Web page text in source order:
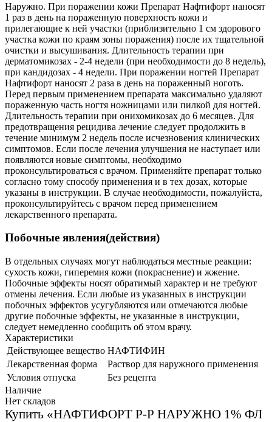
Наружно. При поражении кожи Препарат Нафтифорт наносят
1 раз в день на пораженную поверхность кожи и
прилегающие к ней участки (приблизительно 1 см здорового
участка кожи по краям зоны поражения) после их тщательной
очистки и высушивания. Длительность терапии при
дерматомикозах - 2-4 недели (при необходимости до 8 недель),
при кандидозах - 4 недели. При поражении ногтей Препарат
Нафтифорт наносят 2 раза в день на пораженный ноготь.
Перед первым применением препарата максимально удаляют
пораженную часть ногтя ножницами или пилкой для ногтей.
Длительность терапии при онихомикозах до 6 месяцев. Для
предотвращения рецидива лечение следует продолжить в
течение минимум 2 недель после исчезновения клинических
симптомов. Если после лечения улучшения не наступает или
появляются новые симптомы, необходимо
проконсультироваться с врачом. Применяйте препарат только
согласно тому способу применения и в тех дозах, которые
указаны в инструкции. В случае необходимости, пожалуйста,
проконсультируйтесь с врачом перед применением
лекарственного препарата.
Побочные явления(действия)
В отдельных случаях могут наблюдаться местные реакции:
сухость кожи, гиперемия кожи (покраснение) и жжение.
Побочные эффекты носят обратимый характер и не требуют
отмены лечения. Если любые из указанных в инструкции
побочных эффектов усугубляются или отмечаются любые
другие побочные эффекты, не указанные в инструкции,
следует немедленно сообщить об этом врачу.
Характеристики
Действующее вещество НАФТИФИН
Лекарственная форма
Раствор для наружного применения
Условия отпуска
Без рецепта
Наличие
Нет складов
Купить «НАФТИФОРТ Р-Р НАРУЖНО 1% ФЛ